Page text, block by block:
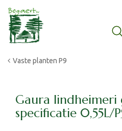
Vaste planten P9
Gaura lindheimeri
specificatie 0,55L/